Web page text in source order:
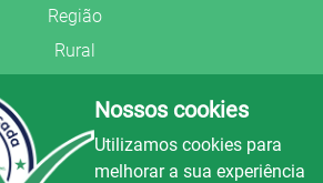
Região
Rural
Segurança Pública
União Frederiquense
Nossos cookies
Utilizamos cookies para
melhorar a sua experiência